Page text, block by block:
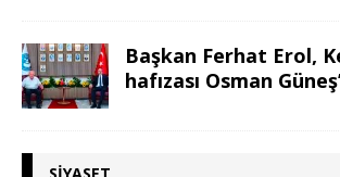
Başkan Ferhat Erol,
hafızası Osman
SIYASET